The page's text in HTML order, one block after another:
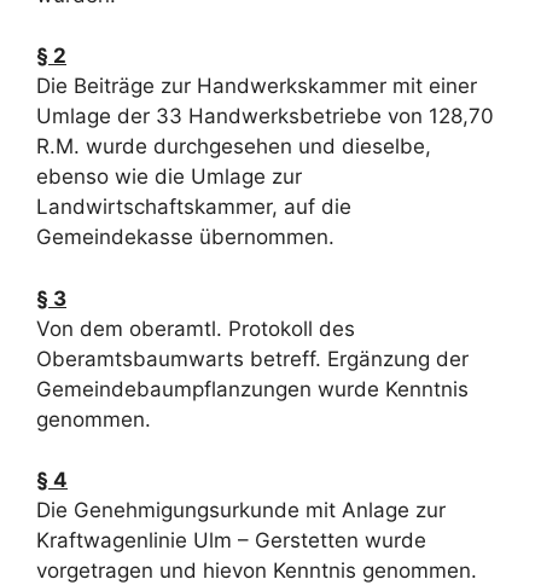
§ 2
Die Beiträge zur Handwerkskammer mit einer
Umlage der 33 Handwerksbetriebe von 128,70
R.M. wurde durchgesehen und dieselbe,
ebenso wie die Umlage zur
Landwirtschaftskammer, auf die
Gemeindekasse übernommen.
§ 3
Von dem oberamtl. Protokoll des
Oberamtsbaumwarts betreff. Ergänzung der
Gemeindebaumpflanzungen wurde Kenntnis
genommen.
§ 4
Die Genehmigungsurkunde mit Anlage zur
Kraftwagenlinie Ulm – Gerstetten wurde
vorgetragen und hievon Kenntnis genommen.